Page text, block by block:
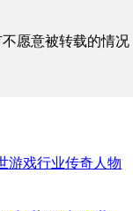
愿意被转载的情况